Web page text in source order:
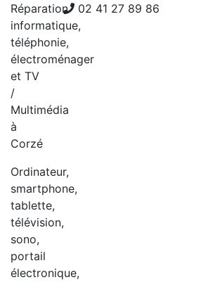
Réparation
informatique,
téléphonie,
électroménager
et TV
/
Multimédia
à
Corzé
02 41 27 89 86
Ordinateur,
smartphone,
tablette,
télévision,
sono,
portail
électronique,